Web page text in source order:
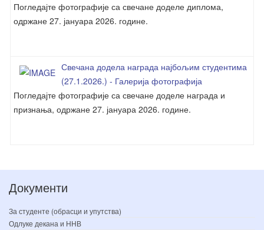
Погледајте фотографије са свечане доделе диплома,
одржане 27. јануара 2026. године.
Свечана додела награда најбољим студентима
(27.1.2026.) - Галерија фотографија
Погледајте фотографије са свечане доделе награда и
признања, одржане 27. јануара 2026. године.
Документи
За студенте (обрасци и упутства)
Одлуке декана и ННВ